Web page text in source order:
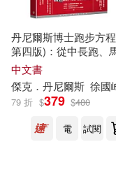
全民熙(14)
北京市文物局
大熊由護(14)
中國經濟出版
南海出版公司
丹尼爾斯博士跑步方
第四版)：從中長跑、
越野跑、超馬到鐵人三
球最佳跑步教練的訓練
中文書
傑克．丹尼爾斯 徐國
79 折 $379 $480
電
試閱